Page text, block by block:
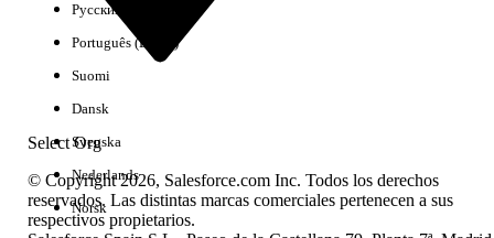
No hay resultados
Select Org
Русский
Português (Brasil)
Suomi
Dansk
Svenska
Nederlands
Norsk
© Copyright 2026, Salesforce.com Inc. Todos los derechos
reservados. Las distintas marcas comerciales pertenecen a sus
respectivos propietarios.